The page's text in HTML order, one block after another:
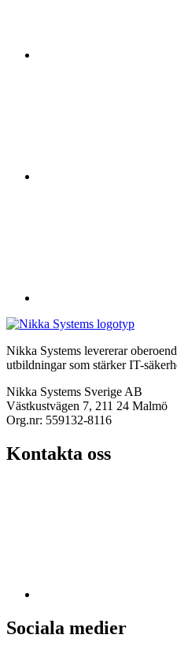
Nikka Systems levererar
utbildningar som stärker IT-
Nikka Systems Sverige AB
Västkustvägen 7, 211 24 Malmö
Org.nr: 559132-8116
Kontakta oss
Sociala medier